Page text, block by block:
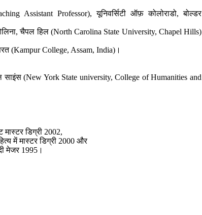
Assistant Professor), यूनिवर्सिटी ऑफ़ कोलोराडो, बोल्डर
चैपल हिल (North Carolina State University, Chapel Hills)
(Kampur College, Assam, India)।
(New York State university, College of Humanities and
मास्टर डिग्री 2002,
में मास्टर डिग्री 2000 और
मेजर 1995।